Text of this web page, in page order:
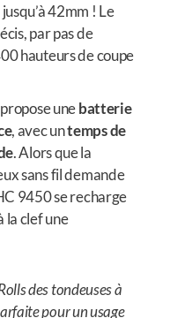
42mm ! Le
par pas de
hauteurs de coupe
unebatterie
, avec untemps de
. Alors que la
sans fil demande
9450 se recharge
la clef une
des tondeuses à
pour un usage